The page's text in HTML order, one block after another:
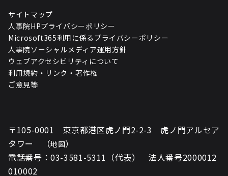
サイトマップ
人事院HPプライバシーポリシー
Microsoft365利用に係るプライバシーポリシー
人事院ソーシャルメディア運用方針
ウェブアクセシビリティについて
利用規約・リンク・著作権
ご意見等
〒105-0001 東京都港区虎ノ門2-2-3 虎ノ門アルセア
タワー （地図）
電話番号：03-3581-5311（代表） 法人番号2000012
010002